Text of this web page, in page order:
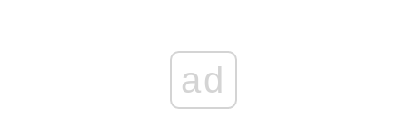
ad